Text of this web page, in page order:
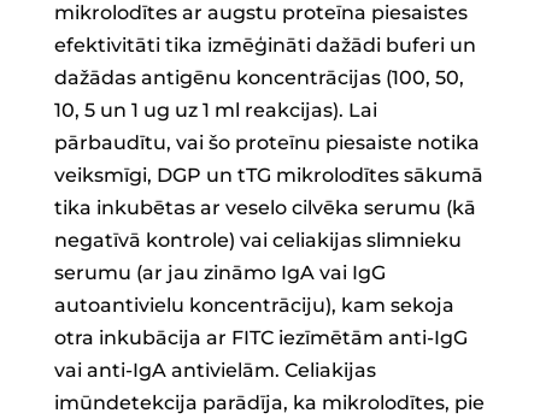
mikrolodītes ar augstu proteīna piesaistes
efektivitāti tika izmēģināti dažādi buferi un
dažādas antigēnu koncentrācijas (100, 50,
10, 5 un 1 ug uz 1 ml reakcijas). Lai
pārbaudītu, vai šo proteīnu piesaiste notika
veiksmīgi, DGP un tTG mikrolodītes sākumā
tika inkubētas ar veselo cilvēka serumu (kā
negatīvā kontrole) vai celiakijas slimnieku
serumu (ar jau zināmo IgA vai IgG
autoantivielu koncentrāciju), kam sekoja
otra inkubācija ar FITC iezīmētām anti-IgG
vai anti-IgA antivielām. Celiakijas
imūndetekcija parādīja, ka mikrolodītes, pie